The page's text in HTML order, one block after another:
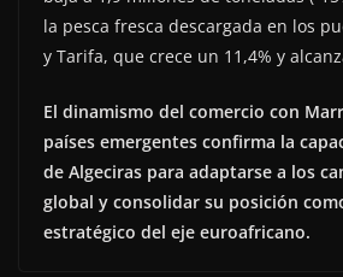
la pesca fresca descargada en los
y Tarifa, que crece un 11,4% y
El dinamismo del comercio con
países emergentes confirma la
de Algeciras para adaptarse a los
global y consolidar su posición
estratégico del eje euroafricano.